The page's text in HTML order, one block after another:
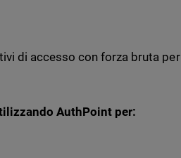
di accesso con forza bruta per
AuthPoint per: